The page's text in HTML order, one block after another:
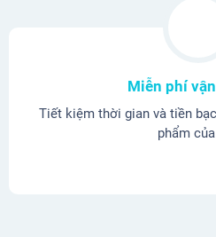
Miễn phí
Tiết kiệm thời gian và tiền
phẩm